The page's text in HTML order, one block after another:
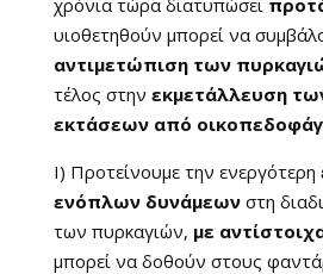
υιοθετηθούν μπορεί να
αντιμετώπιση των
τέλος στην εκμετάλλευση
εκτάσεων από
Ι) Προτείνουμε την ενεργότερη
ενόπλων δυνάμεωνστη
των πυρκαγιών, με
μπορεί να δοθούν στους